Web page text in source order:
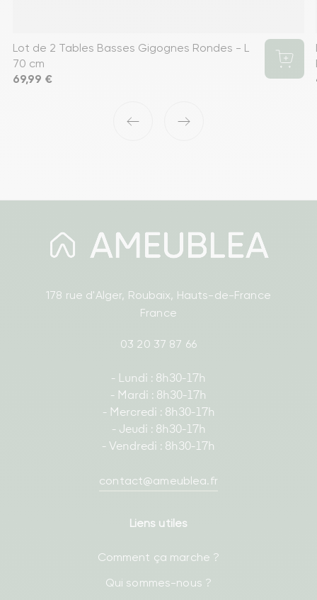
Lot de 2 Tables Basses Gigognes Rondes - L
70 cm
Prix
69,99 €
‹ ›
178 rue d'Alger, Roubaix, Hauts-de-France
France
03 20 37 87 66
- Lundi : 8h30-17h
- Mardi : 8h30-17h
- Mercredi : 8h30-17h
- Jeudi : 8h30-17h
- Vendredi : 8h30-17h
contact@ameublea.fr
Liens utiles
Comment ça marche ?
Qui sommes-nous ?